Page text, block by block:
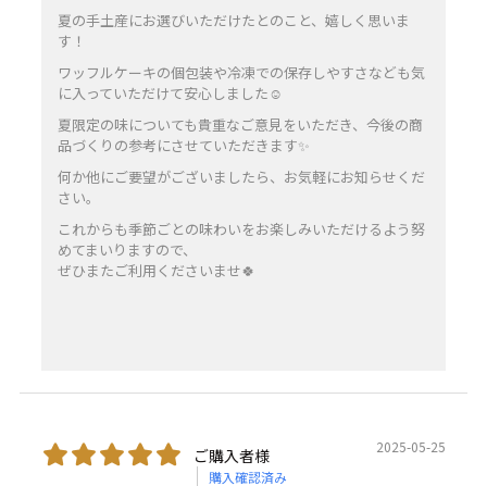
夏の手土産にお選びいただけたとのこと、嬉しく思いま
す！
ワッフルケーキの個包装や冷凍での保存しやすさなども気
に入っていただけて安心しました☺️
夏限定の味についても貴重なご意見をいただき、今後の商
品づくりの参考にさせていただきます✨
何か他にご要望がございましたら、お気軽にお知らせくだ
さい。
これからも季節ごとの味わいをお楽しみいただけるよう努
めてまいりますので、
ぜひまたご利用くださいませ🍀
ご購入者様
購入確認済み
2025-05-25